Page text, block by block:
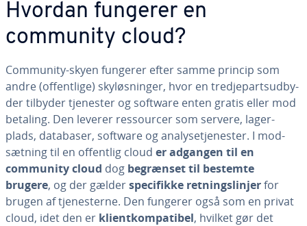
Hvordan fungerer en
community cloud?
Community-skyen fungerer efter samme princip som
andre (of­fent­li­ge) sky­løs­nin­ger, hvor en tred­je­part­s­ud­by­
der tilbyder tjenester og software enten gratis eller mod
betaling. Den leverer res­sour­cer som servere, la­ger­
plads, databaser, software og ana­ly­se­tje­ne­ster. I mod­
sæt­ning til en offentlig cloud er adgangen til en
community cloud dog begrænset til bestemte
brugere, og der gælderspe­ci­fik­ke ret­nings­linjerfor
brugen af tje­ne­ster­ne. Den fungerer også som en privat
cloud, idet den er kli­ent­kom­pa­ti­bel, hvilket gør det